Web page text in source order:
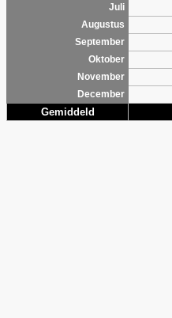
Juli
Augustus
September
Oktober
November
December
Gemiddeld